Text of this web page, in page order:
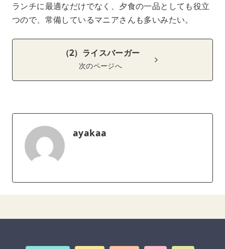
ランチに最適なだけでなく、夕食の一品としても役立
つので、常備しているマニアさんも多いみたい。
（2）ライスバーガー
次のページへ
ayakaa